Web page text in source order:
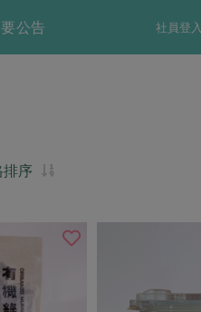
社員登入
公告
排序